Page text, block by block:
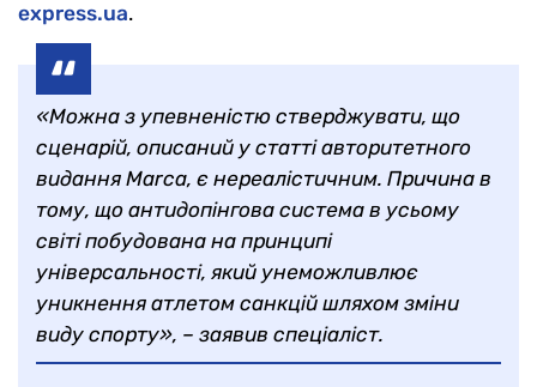
express.ua.
«Можна з упевненістю стверджувати, що
сценарій, описаний у статті авторитетного
видання Marca, є нереалістичним. Причина в
тому, що антидопінгова система в усьому
світі побудована на принципі
універсальності, який унеможливлює
уникнення атлетом санкцій шляхом зміни
виду спорту», – заявив спеціаліст.